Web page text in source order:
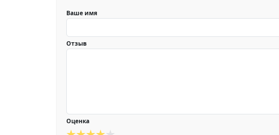
Ваше имя
Отзыв
Оценка